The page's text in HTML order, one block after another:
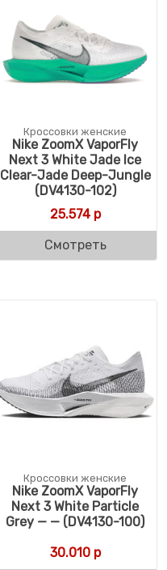
Кроссовки женские
Nike ZoomX VaporFly
Next 3 White Jade Ice
Clear-Jade Deep-Jungle
(DV4130-102)
25.574р
Смотреть
Кроссовки женские
Nike ZoomX VaporFly
Next 3 White Particle
Grey — — (DV4130-100)
30.010р